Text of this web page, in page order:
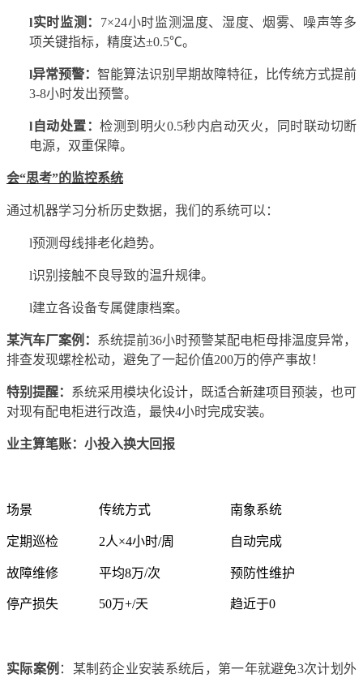
l实时监测： 7×24小时监测温度、湿度、烟雾、 噪声等多
项关键指标，精度达±0.5℃。
l异常预警： 智能算法识别早期故障特征，比传统方式提前
3-8小时发出预警。
l 自动处置： 检测到明火0.5秒内启动灭火，同时联动切断
电源，双重保障。
会“思考”的监控系统
通过机器学习分析历史数据，我们的系统可以：
l预测母线排老化趋势。
l识别接触不良导致的温升规律。
l建立各设备专属健康档案。
某汽车厂案例： 系统提前36小时预警某配电柜母排温度异常，
排查发现螺栓松动，避免了一起价值200万的停产事故！
特别提醒： 系统采用模块化设计，既适合新建项目预装，也可
对现有配电柜进行改造，最快4小时完成安装。
业主算笔账：小投入换大回报
场景 传统方式 南象系统
定期巡检 2人×4小时/周 自动完成
故障维修 平均8万/次 预防性维护
停产损失 50万+/天 趋近于0
实际案例 ：某制药企业安装系统后，第一年就避免3次计划外